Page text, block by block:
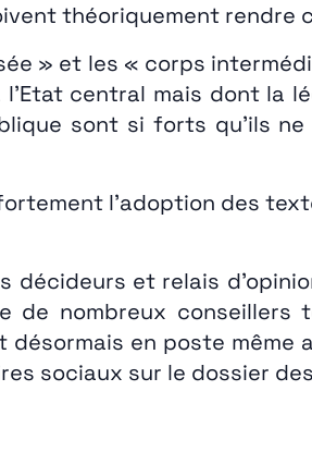
théoriquement rendre
» et les « corps
central mais dont la
sont si forts qu’ils
l’adoption des
décideurs et relais
de nombreux
en poste même
sociaux sur le dossier